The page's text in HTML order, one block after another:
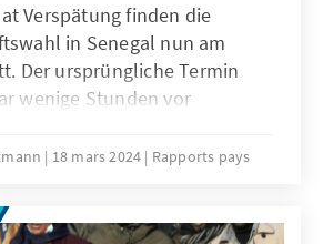
Verspätung finden die
in Senegal nun am
Der ursprüngliche Termin
wenige Stunden vor
worden. Ursache waren
des Präsidenten,
für einen friedlichen
18 mars 2024 Rapports pays